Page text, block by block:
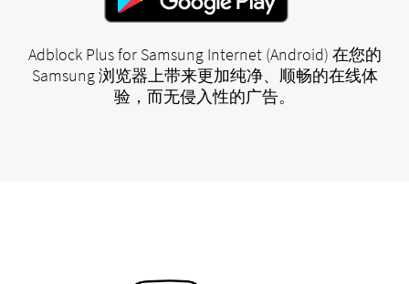
Adblock Plus for Samsung Internet (Android) 在您的
Samsung 浏览器上带来更加纯净、顺畅的在线体
验，而无侵入性的广告。